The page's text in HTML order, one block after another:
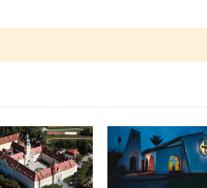
Monastery of Saint
Benedict, El Rosal,
Colombia
Our Lady of Clear
Abbey
Oklahoma,